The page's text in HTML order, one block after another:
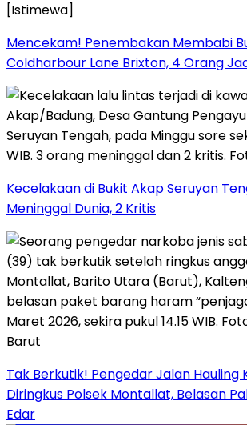
Mencekam! Penembakan Membabi
Coldharbour Lane Brixton, 4 Orang
Kecelakaan di Bukit Akap Seruyan
Meninggal Dunia, 2 Kritis
Tak Berkutik! Pengedar Jalan Hauling
Diringkus Polsek Montallat, Belasan
Edar